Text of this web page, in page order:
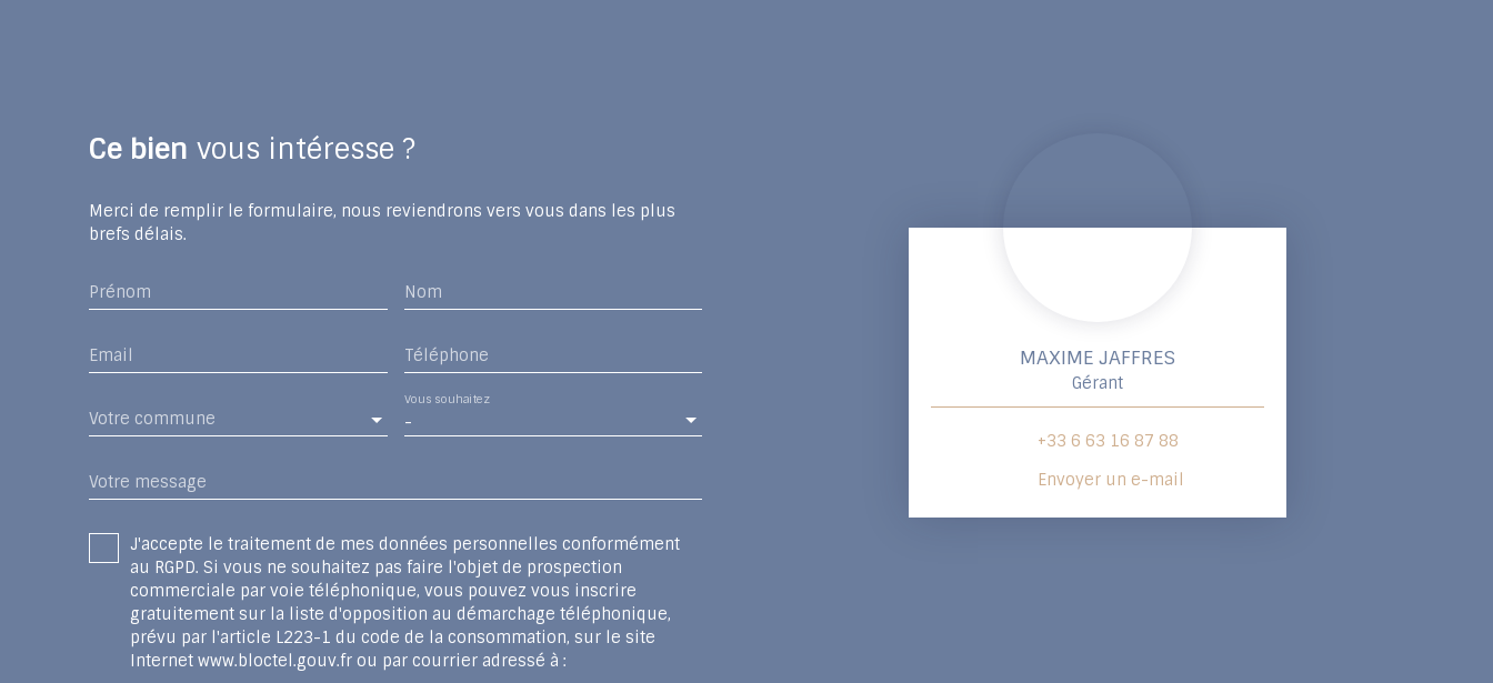
Ce bien vous intéresse ?
Merci de remplir le formulaire, nous reviendrons vers vous dans les plus
brefs délais.
Prénom Nom
Email Téléphone
Votre commune -
Vous souhaitez
Votre message
J'accepte le traitement de mes données personnelles conformément
au RGPD. Si vous ne souhaitez pas faire l'objet de prospection
commerciale par voie téléphonique, vous pouvez vous inscrire
gratuitement sur la liste d'opposition au démarchage téléphonique,
prévu par l'article L223-1 du code de la consommation, sur le site
Internet www.bloctel.gouv.fr ou par courrier adressé à :
MAXIME JAFFRES
Gérant
+33 6 63 16 87 88
Envoyer un e-mail